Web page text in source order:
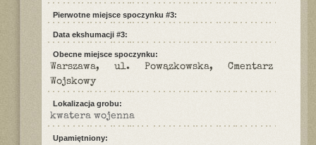
Pierwotne miejsce spoczynku #3:
Data ekshumacji #3:
Obecne miejsce spoczynku:
Warszawa, ul. Powązkowska, Cmentarz
Wojskowy
Lokalizacja grobu:
kwatera wojenna
Upamiętniony: